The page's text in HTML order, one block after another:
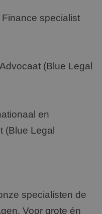
specialist
(Blue Legal
en
(Blue Legal
specialisten de
Voor grote én